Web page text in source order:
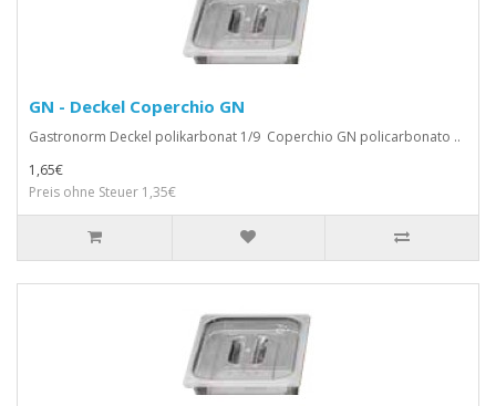
GN - Deckel Coperchio GN
Gastronorm Deckel polikarbonat 1/9 Coperchio GN policarbonato ..
1,65€
Preis ohne Steuer 1,35€